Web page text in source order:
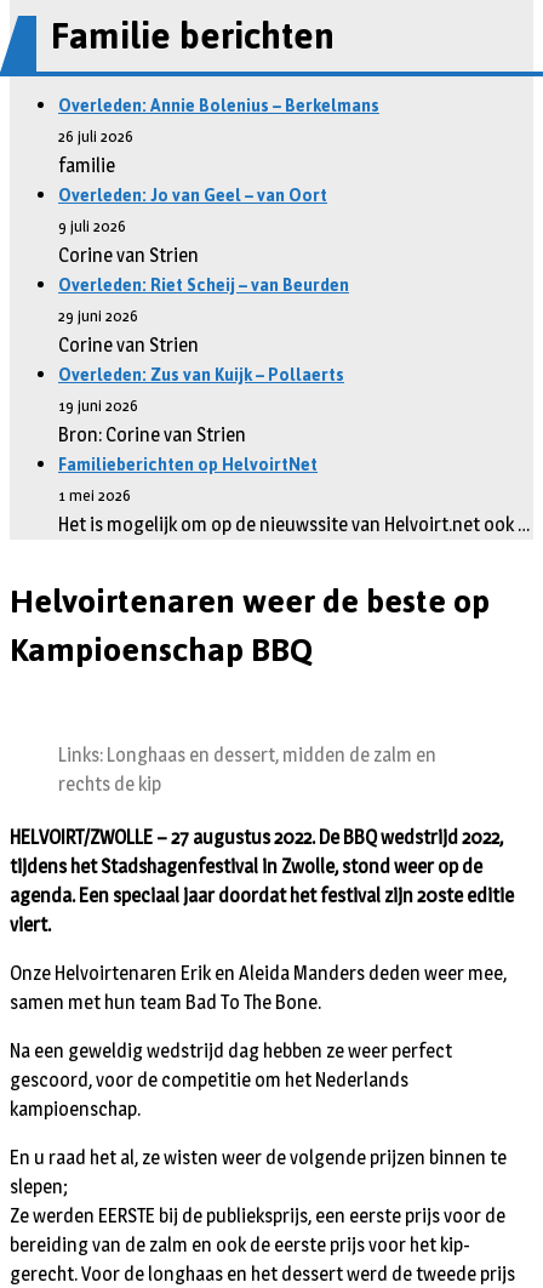
Familie berichten
Overleden: Annie Bolenius – Berkelmans
26 juli 2026
familie
Overleden: Jo van Geel – van Oort
9 juli 2026
Corine van Strien
Overleden: Riet Scheij – van Beurden
29 juni 2026
Corine van Strien
Overleden: Zus van Kuijk – Pollaerts
19 juni 2026
Bron: Corine van Strien
Familieberichten op HelvoirtNet
1 mei 2026
Het is mogelijk om op de nieuwssite van Helvoirt.net ook …
Helvoirtenaren weer de beste op
Kampioenschap BBQ
Links: Longhaas en dessert, midden de zalm en
rechts de kip
HELVOIRT/ZWOLLE – 27 augustus 2022. De BBQ wedstrijd 2022,
tijdens het Stadshagenfestival in Zwolle, stond weer op de
agenda. Een speciaal jaar doordat het festival zijn 20ste editie
viert.
Onze Helvoirtenaren Erik en Aleida Manders deden weer mee,
samen met hun team Bad To The Bone.
Na een geweldig wedstrijd dag hebben ze weer perfect
gescoord, voor de competitie om het Nederlands
kampioenschap.
En u raad het al, ze wisten weer de volgende prijzen binnen te
slepen;
Ze werden EERSTE bij de publieksprijs, een eerste prijs voor de
bereiding van de zalm en ook de eerste prijs voor het kip-
gerecht. Voor de longhaas en het dessert werd de tweede prijs